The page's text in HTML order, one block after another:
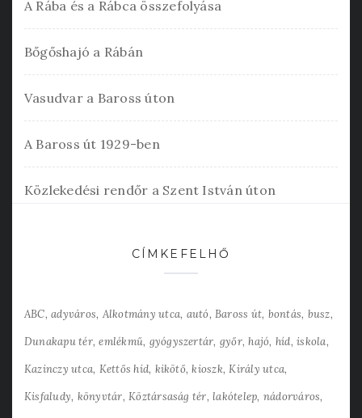
A Rába és a Rábca összefolyása
Bőgőshajó a Rábán
Vasudvar a Baross úton
A Baross út 1929-ben
Közlekedési rendőr a Szent István úton
CÍMKEFELHŐ
ABC adyváros Alkotmány utca autó Baross út bontás busz
Dunakapu tér emlékmű gyógyszertár győr hajó híd iskola
Kazinczy utca Kettős híd kikötő kioszk Király utca
Kisfaludy könyvtár Köztársaság tér lakótelep nádorváros